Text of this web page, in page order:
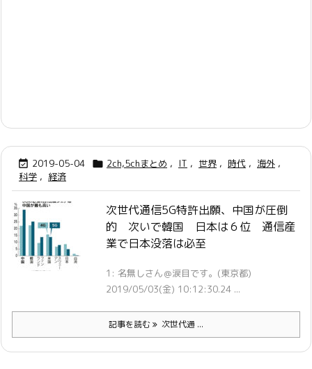
 2019-05-04  2ch,5chまとめ , IT , 世界 , 時代 , 海外 ,
科学 , 経済
次世代通信5G特許出願、中国が圧倒
的 次いで韓国 日本は６位 通信産
業で日本没落は必至
1: 名無しさん＠涙目です。(東京都)
2019/05/03(金) 10:12:30.24 ...
記事を読む 次世代通 ...